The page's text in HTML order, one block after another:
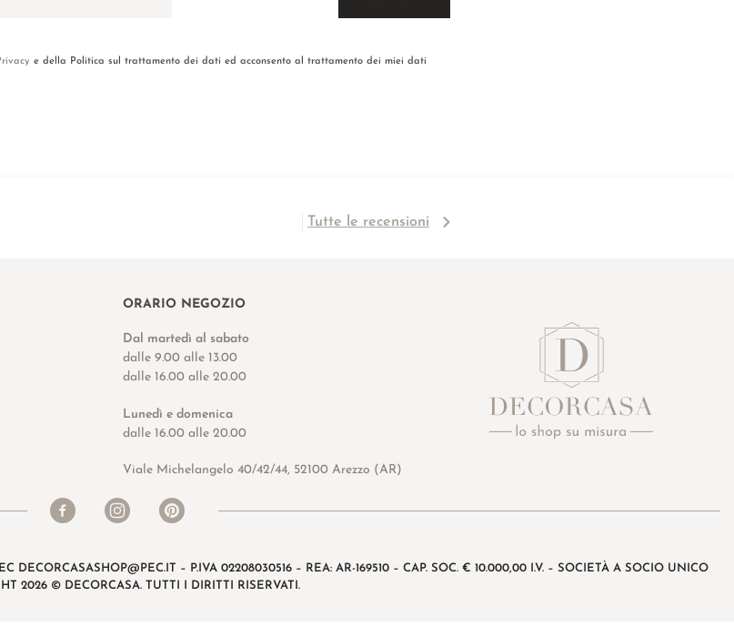
e della Politica sul trattamento dei dati ed acconsento al trattamento dei miei dati
Tutte le recensioni
ORARIO NEGOZIO
Dal martedì al sabato
dalle 9.00 alle 13.00
dalle 16.00 alle 20.00
Lunedì e domenica
dalle 16.00 alle 20.00
Viale Michelangelo 40/42/44, 52100 Arezzo (AR)
DECORCASASHOP@PEC.IT – P.IVA 02208030516 – REA: AR-169510 – CAP. SOC. € 10.000,00 I.V. – SOCIETÀ A SOCIO UNICO
2026 © DECORCASA. TUTTI I DIRITTI RISERVATI.